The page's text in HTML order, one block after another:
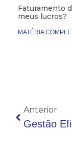
Faturamento
meus lucros?
MATÉRIA
Anterior